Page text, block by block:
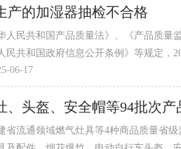
产的加湿器抽检不合格
民共和国产品质量法》、《产品质量
民共和国政府信息公开条例》等规定，
06-17
、头盔、安全帽等94批次产
流通领域燃气灶具等4种商品质量省